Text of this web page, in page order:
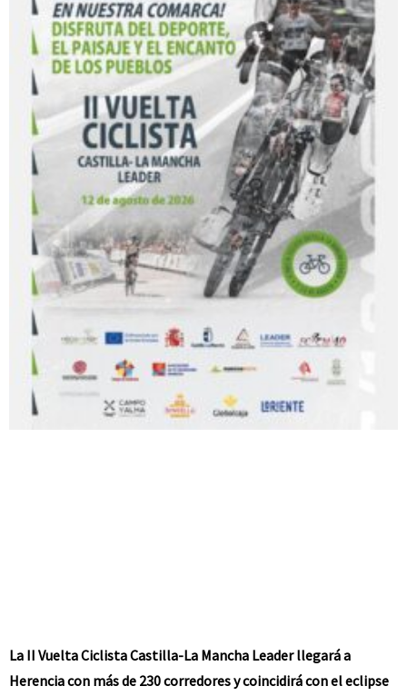
La II Vuelta Ciclista Castilla-La Mancha Leader llegará a
Herencia con más de 230 corredores y coincidirá con el eclipse